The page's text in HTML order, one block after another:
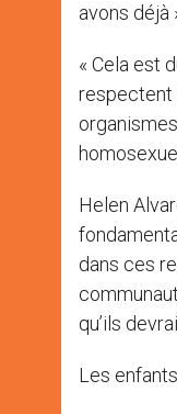
avons déjà
« Cela est
respectent
Helen
dans ces
qu’ils
Les